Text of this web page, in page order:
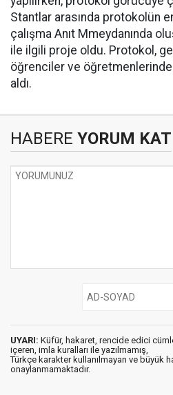
Stantlar arasında protokolün
çalışma Anıt Mmeydanında
ile ilgili proje oldu. Protokol,
öğrenciler ve
aldı.
HABERE YORUM KAT
UYARI: Küfür, hakaret, rencide edici
içeren, imla kuralları ile yazılmamış,
Türkçe karakter kullanılmayan ve büyük
onaylanmamaktadır.